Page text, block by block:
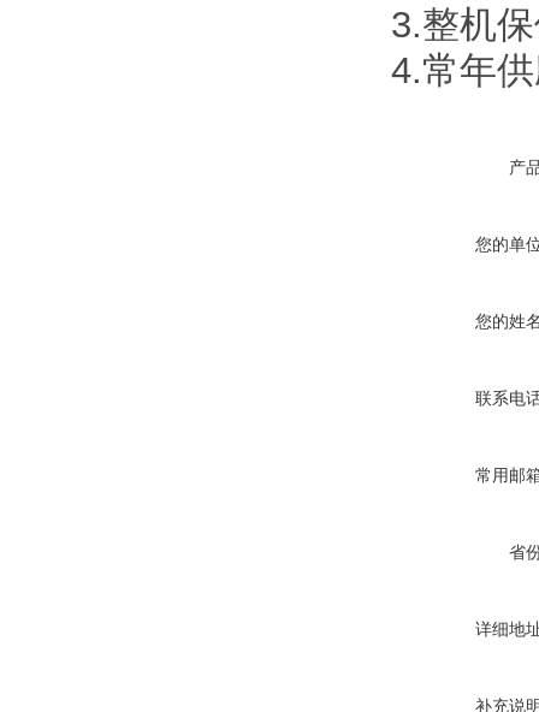
3.整机
4.常年
产
您的单
您的姓
联系电
常用邮
省
详细地
补充说